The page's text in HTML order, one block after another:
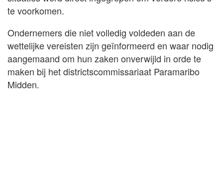
te voorkomen.
Ondernemers die niet volledig voldeden aan de
wettelijke vereisten zijn geïnformeerd en waar nodig
aangemaand om hun zaken onverwijld in orde te
maken bij het districtscommissariaat Paramaribo
Midden.